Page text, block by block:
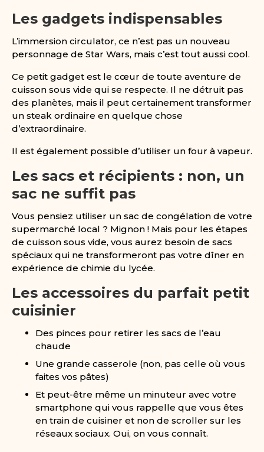
Les gadgets indispensables
L’immersion circulator, ce n’est pas un nouveau
personnage de Star Wars, mais c’est tout aussi cool.
Ce petit gadget est le cœur de toute aventure de
cuisson sous vide qui se respecte. Il ne détruit pas
des planètes, mais il peut certainement transformer
un steak ordinaire en quelque chose
d’extraordinaire.
Il est également possible d’utiliser un four à vapeur.
Les sacs et récipients : non, un
sac ne suffit pas
Vous pensiez utiliser un sac de congélation de votre
supermarché local ? Mignon ! Mais pour les étapes
de cuisson sous vide, vous aurez besoin de sacs
spéciaux qui ne transformeront pas votre dîner en
expérience de chimie du lycée.
Les accessoires du parfait petit
cuisinier
Des pinces pour retirer les sacs de l’eau
chaude
Une grande casserole (non, pas celle où vous
faites vos pâtes)
Et peut-être même un minuteur avec votre
smartphone qui vous rappelle que vous êtes
en train de cuisiner et non de scroller sur les
réseaux sociaux. Oui, on vous connaît.